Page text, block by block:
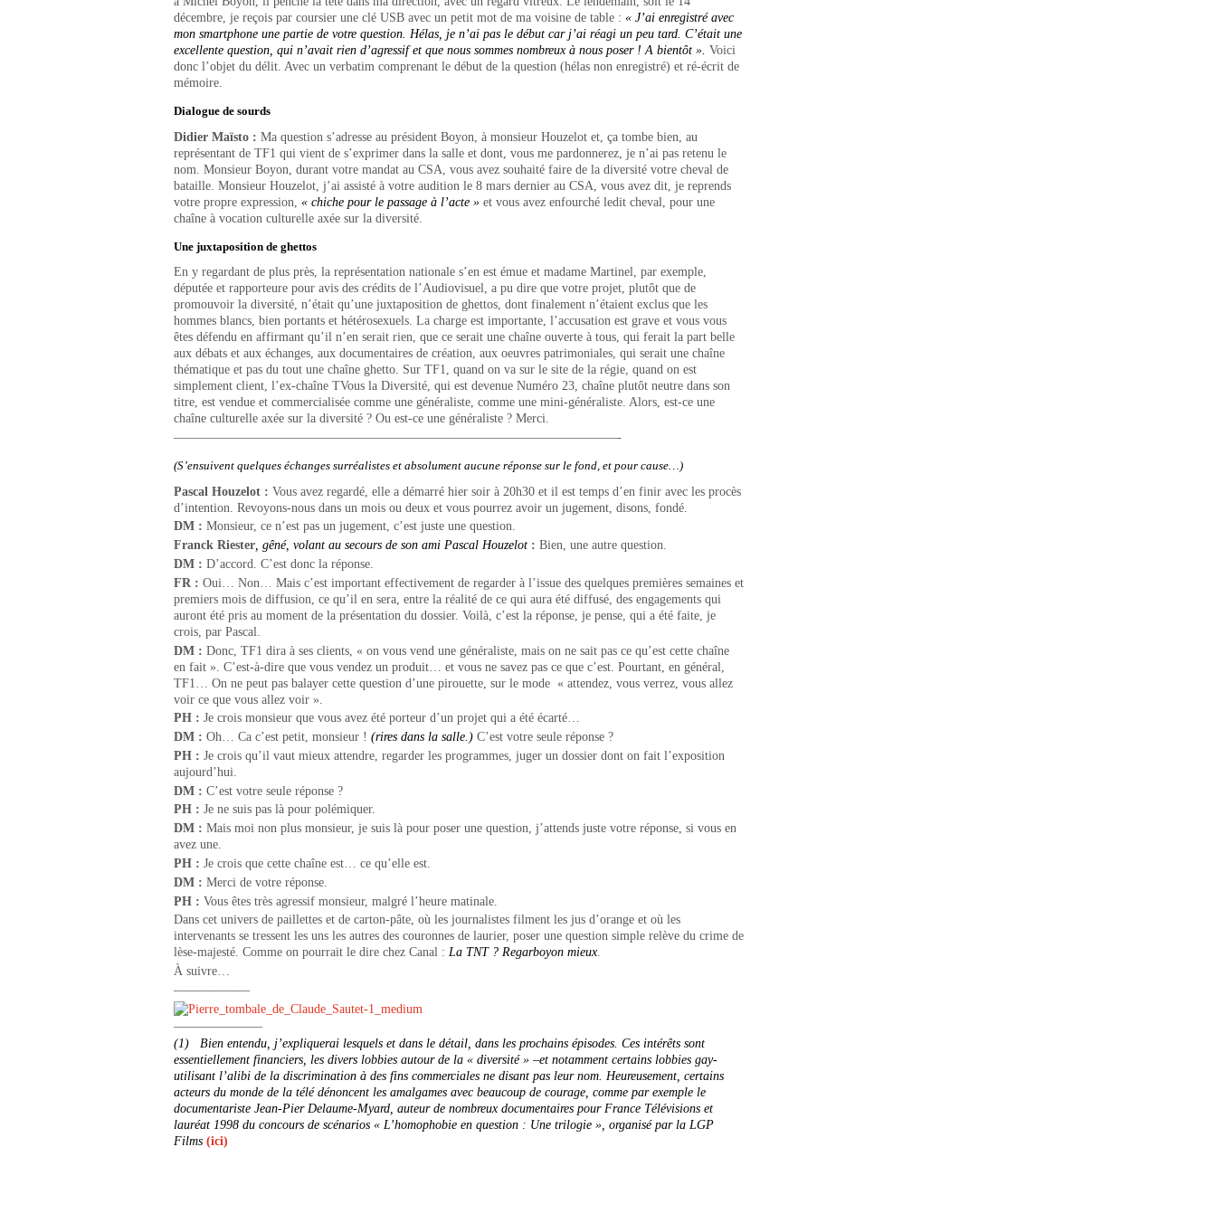
décembre, je reçois par coursier une clé USB avec un petit mot de ma voisine de table : « J’ai enregistré avec
mon smartphone une partie de votre question. Hélas, je n’ai pas le début car j’ai réagi un peu tard. C’était une
excellente question, qui n’avait rien d’agressif et que nous sommes nombreux à nous poser ! A bientôt ». Voici
donc l’objet du délit. Avec un verbatim comprenant le début de la question (hélas non enregistré) et ré-écrit de
mémoire.
Dialogue de sourds
Didier Maïsto : Ma question s’adresse au président Boyon, à monsieur Houzelot et, ça tombe bien, au
représentant de TF1 qui vient de s’exprimer dans la salle et dont, vous me pardonnerez, je n’ai pas retenu le
nom. Monsieur Boyon, durant votre mandat au CSA, vous avez souhaité faire de la diversité votre cheval de
bataille. Monsieur Houzelot, j’ai assisté à votre audition le 8 mars dernier au CSA, vous avez dit, je reprends
votre propre expression, « chiche pour le passage à l’acte » et vous avez enfourché ledit cheval, pour une
chaîne à vocation culturelle axée sur la diversité.
Une juxtaposition de ghettos
En y regardant de plus près, la représentation nationale s’en est émue et madame Martinel, par exemple,
députée et rapporteure pour avis des crédits de l’Audiovisuel, a pu dire que votre projet, plutôt que de
promouvoir la diversité, n’était qu’une juxtaposition de ghettos, dont finalement n’étaient exclus que les
hommes blancs, bien portants et hétérosexuels. La charge est importante, l’accusation est grave et vous vous
êtes défendu en affirmant qu’il n’en serait rien, que ce serait une chaîne ouverte à tous, qui ferait la part belle
aux débats et aux échanges, aux documentaires de création, aux oeuvres patrimoniales, qui serait une chaîne
thématique et pas du tout une chaîne ghetto. Sur TF1, quand on va sur le site de la régie, quand on est
simplement client, l’ex-chaîne TVous la Diversité, qui est devenue Numéro 23, chaîne plutôt neutre dans son
titre, est vendue et commercialisée comme une généraliste, comme une mini-généraliste. Alors, est-ce une
chaîne culturelle axée sur la diversité ? Ou est-ce une généraliste ? Merci.
———————————————————————————————————-
(S’ensuivent quelques échanges surréalistes et absolument aucune réponse sur le fond, et pour cause…)
Pascal Houzelot : Vous avez regardé, elle a démarré hier soir à 20h30 et il est temps d’en finir avec les procès
d’intention. Revoyons-nous dans un mois ou deux et vous pourrez avoir un jugement, disons, fondé.
DM : Monsieur, ce n’est pas un jugement, c’est juste une question.
Franck Riester, gêné, volant au secours de son ami Pascal Houzelot : Bien, une autre question.
DM : D’accord. C’est donc la réponse.
FR : Oui… Non… Mais c’est important effectivement de regarder à l’issue des quelques premières semaines et
premiers mois de diffusion, ce qu’il en sera, entre la réalité de ce qui aura été diffusé, des engagements qui
auront été pris au moment de la présentation du dossier. Voilà, c’est la réponse, je pense, qui a été faite, je
crois, par Pascal.
DM : Donc, TF1 dira à ses clients, « on vous vend une généraliste, mais on ne sait pas ce qu’est cette chaîne
en fait ». C’est-à-dire que vous vendez un produit… et vous ne savez pas ce que c’est. Pourtant, en général,
TF1… On ne peut pas balayer cette question d’une pirouette, sur le mode « attendez, vous verrez, vous allez
voir ce que vous allez voir ».
PH : Je crois monsieur que vous avez été porteur d’un projet qui a été écarté…
DM : Oh… Ca c’est petit, monsieur ! (rires dans la salle.) C’est votre seule réponse ?
PH : Je crois qu’il vaut mieux attendre, regarder les programmes, juger un dossier dont on fait l’exposition
aujourd’hui.
DM : C’est votre seule réponse ?
PH : Je ne suis pas là pour polémiquer.
DM : Mais moi non plus monsieur, je suis là pour poser une question, j’attends juste votre réponse, si vous en
avez une.
PH : Je crois que cette chaîne est… ce qu’elle est.
DM : Merci de votre réponse.
PH : Vous êtes très agressif monsieur, malgré l’heure matinale.
Dans cet univers de paillettes et de carton-pâte, où les journalistes filment les jus d’orange et où les
intervenants se tressent les uns les autres des couronnes de laurier, poser une question simple relève du crime de
lèse-majesté. Comme on pourrait le dire chez Canal : La TNT ? Regarboyon mieux.
À suivre…
——————
———————
(1) Bien entendu, j’expliquerai lesquels et dans le détail, dans les prochains épisodes. Ces intérêts sont
essentiellement financiers, les divers lobbies autour de la « diversité » –et notamment certains lobbies gay-
utilisant l’alibi de la discrimination à des fins commerciales ne disant pas leur nom. Heureusement, certains
acteurs du monde de la télé dénoncent les amalgames avec beaucoup de courage, comme par exemple le
documentariste Jean-Pier Delaume-Myard, auteur de nombreux documentaires pour France Télévisions et
lauréat 1998 du concours de scénarios « L’homophobie en question : Une trilogie », organisé par la LGP
Films (ici)